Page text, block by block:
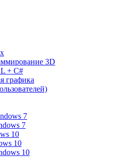
3D
+ C#
графика
7
7
10
10
10